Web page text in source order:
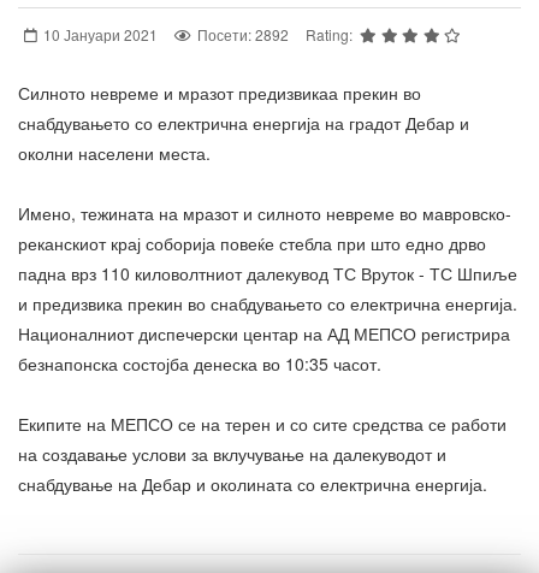
10 Јануари 2021 Посети: 2892 Rating:
Силното невреме и мразот предизвикаа прекин во
снабдувањето со електрична енергија на градот Дебар и
околни населени места.
Имено, тежината на мразот и силното невреме во мавровско-
реканскиот крај соборија повеќе стебла при што едно дрво
падна врз 110 киловолтниот далекувод ТС Вруток - ТС Шпиље
и предизвика прекин во снабдувањето со електрична енергија.
Националниот диспечерски центар на АД МЕПСО регистрира
безнапонска состојба денеска во 10:35 часот.
Екипите на МЕПСО се на терен и со сите средства се работи
на создавање услови за вклучување на далекуводот и
снабдување на Дебар и околината со електрична енергија.